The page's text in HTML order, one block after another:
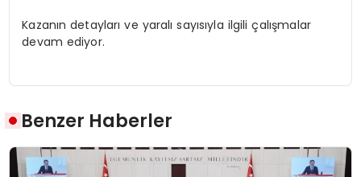
Kazanın detayları ve yaralı sayısıyla ilgili çalışmalar
devam ediyor.
Benzer Haberler